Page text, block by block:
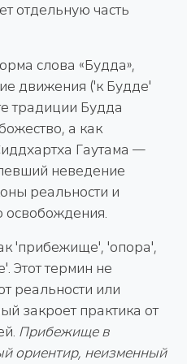
отдельную часть
слова «Будда»,
движения ('к Будде'
традиции Будда
а как
Гаутама —
неведение
реальности и
освобождения.
'прибежище', 'опора',
Этот термин не
реальности или
закроет практика от
Прибежище в
ориентир, неизменный